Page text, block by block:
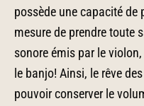
possède une capacité de
mesure de prendre toute
sonore émis par le
le banjo! Ainsi, le rêve
pouvoir conserver le